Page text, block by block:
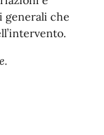
generali che